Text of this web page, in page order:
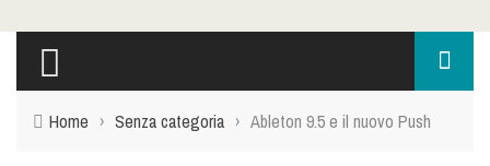
Home › Senza categoria › Ableton 9.5 e il nuovo Push